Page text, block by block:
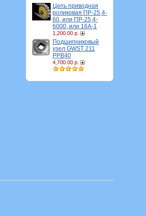
Цепь приводная
роликовая ПР-25,4-
60, или ПР-25,4-
6000, или 16A-1
1,200.00 р.
Подшипниковый
узел GWST 211
PPB40
4,700.00 р.